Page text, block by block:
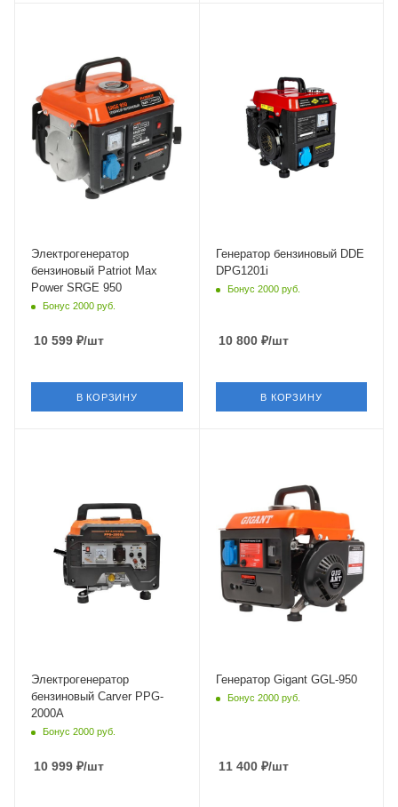
50 Гц
Электрогенератор
бензиновый Patriot Max
Power SRGE 950
Бонус 2000 руб.
10 599 ₽/шт
В КОРЗИНУ
Генератор бензиновый DDE
DPG1201i
Бонус 2000 руб.
10 800₽/шт
В КОРЗИНУ
Электрогенератор
бензиновый Carver PPG-
2000А
Бонус 2000 руб.
10 999 ₽/шт
Генератор Gigant GGL-950
Бонус 2000 руб.
11 400₽/шт